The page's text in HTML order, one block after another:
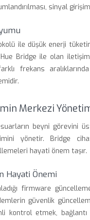
sinyal
ile düşük enerji
Hue Bridge ile olan
frekans
Merkezi
beyni görevini
yönetir. Bridge
hayati önem taşır.
Hayati Önemi
firmware
güvenlik
kontrol etmek, bağlantı